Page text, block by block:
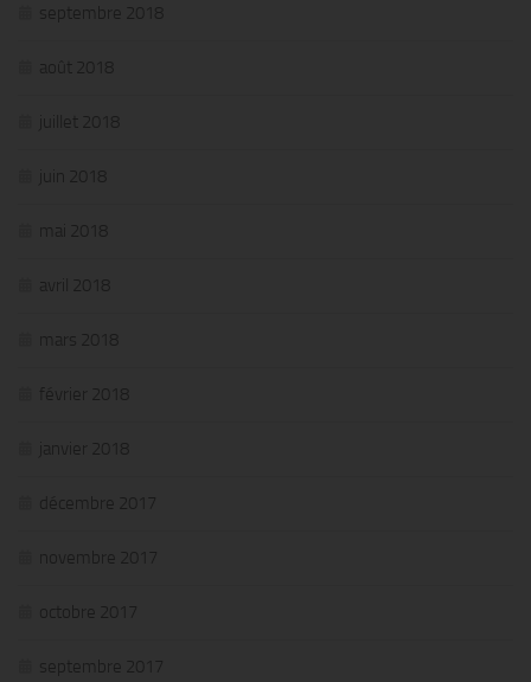
septembre 2018
août 2018
juillet 2018
juin 2018
mai 2018
avril 2018
mars 2018
février 2018
janvier 2018
décembre 2017
novembre 2017
octobre 2017
septembre 2017